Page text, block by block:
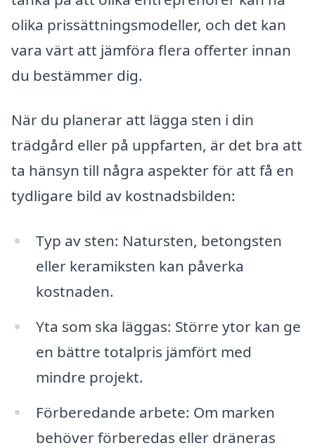
olika prissättningsmodeller, och det kan
vara värt att jämföra flera offerter innan
du bestämmer dig.
När du planerar att lägga sten i din
trädgård eller på uppfarten, är det bra att
ta hänsyn till några aspekter för att få en
tydligare bild av kostnadsbilden:
Typ av sten: Natursten, betongsten
eller keramiksten kan påverka
kostnaden.
Yta som ska läggas: Större ytor kan ge
en bättre totalpris jämfört med
mindre projekt.
Förberedande arbete: Om marken
behöver förberedas eller dräneras